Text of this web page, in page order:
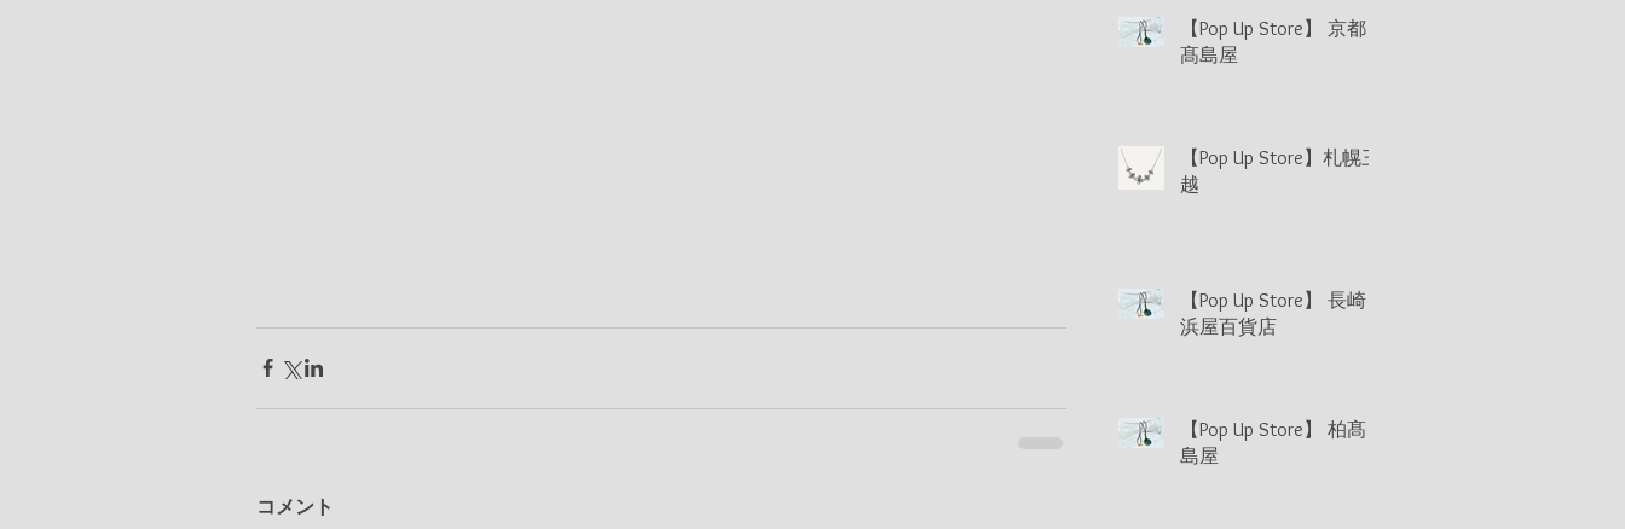
コメント
【Pop Up Store】 京都
髙島屋
【Pop Up Store】札幌三
越
【Pop Up Store】 長崎
浜屋百貨店
【Pop Up Store】 柏髙
島屋